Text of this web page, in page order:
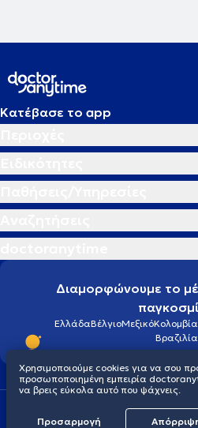
Κατέβασε το app
Διαμορφώνουμε το
ΕλλάδαΒέλγιοΜεξικόΚολομβία
Βραζιλία
Πολιτική
© 2026
Χρησιμοποιούμε cookies για να σου
προσωποποιημένη εμπειρία
να βρεις εύκολα αυτό που ψάχνεις.
Προσαρμογή